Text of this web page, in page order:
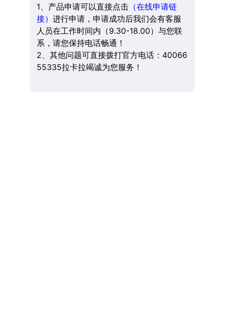
1、产品申请可以直接点击（在线申请链
接） 进行申请，申请成功后我们会有客服
人员在工作时间内（9.30-18.00）与您联
系，请您保持电话畅通！
2、其他问题可直接拨打官方电话：40066
55335拉卡拉竭诚为您服务！